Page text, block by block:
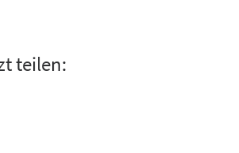
teilen: